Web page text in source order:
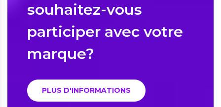
souhaitez-vous
participer avec votre
marque?
PLUS D'INFORMATIONS